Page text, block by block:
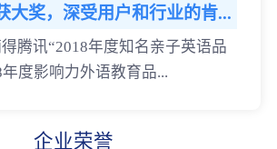
大奖，深受用户和行业的肯...
腾讯“2018年度知名亲子英语品
年度影响力外语教育品...
企业荣誉